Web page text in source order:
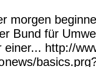
morgen
Bund für
einer... http://
news/